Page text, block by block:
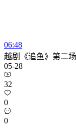
06:48
越剧《追鱼》第二
05-28
32
0
0